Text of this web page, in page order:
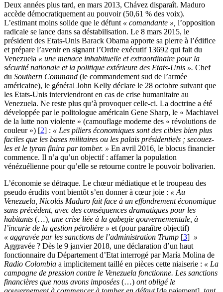
Deux années plus tard, en mars 2013, Chávez disparaît. Maduro
accède démocratiquement au pouvoir (50,61 % des voix).
L’estimant moins solide que le défunt « comandante », l’opposition
radicale se lance dans sa déstabilisation. Le 8 mars 2015, le
président des Etats-Unis Barack Obama apporte sa pierre à l’édifice
et prépare l’avenir en signant l’Ordre exécutif 13692 qui fait du
Venezuela « une menace inhabituelle et extraordinaire pour la
sécurité nationale et la politique extérieure des Etats-Unis ». Chef
du Southern Command (le commandement sud de l’armée
américaine), le général John Kelly déclare le 28 octobre suivant que
les Etats-Unis interviendront en cas de crise humanitaire au
Venezuela. Ne reste plus qu’à provoquer celle-ci. La doctrine a été
développée par le politologue américain Gene Sharp, le « Machiavel
de la lutte non violente » (camouflage moderne des « révolutions de
couleur ») [2] : « Les piliers économiques sont des cibles bien plus
faciles que les bases militaires ou les palais présidentiels ; secouez-
les et le tyran finira par tomber. » En avril 2016, le blocus financier
commence. Il n’a qu’un objectif : affamer la population
vénézuélienne pour qu’elle se retourne contre le pouvoir bolivarien.
L’économie se détraque. Le chœur médiatique et le troupeau des
pseudo érudits vont bientôt s’en donner à cœur joie : « Au
Venezuela, Nicolás Maduro fait face à un effondrement économique
sans précédent, avec des conséquences dramatiques pour les
habitants (…), une crise liée à la gabegie gouvernementale, à
l’incurie de la gestion pétrolière » et (pour paraître objectif)
« aggravée par les sanctions de l’administration Trump [3] »
Aggravée ? Dès le 9 janvier 2018, une déclaration d’un haut
fonctionnaire du Département d’Etat interrogé par María Molina de
Radio Colombia a implicitement taillé en pièces cette niaiserie : « La
campagne de pression contre le Venezuela fonctionne. Les sanctions
financières que nous avons imposées (…) ont obligé le